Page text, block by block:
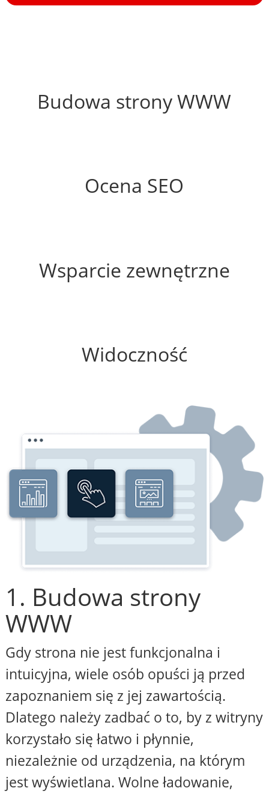
Budowa strony WWW
Ocena SEO
Wsparcie zewnętrzne
Widoczność
1. Budowa strony
WWW
Gdy strona nie jest funkcjonalna i
intuicyjna, wiele osób opuści ją przed
zapoznaniem się z jej zawartością.
Dlatego należy zadbać o to, by z witryny
korzystało się łatwo i płynnie,
niezależnie od urządzenia, na którym
jest wyświetlana. Wolne ładowanie,